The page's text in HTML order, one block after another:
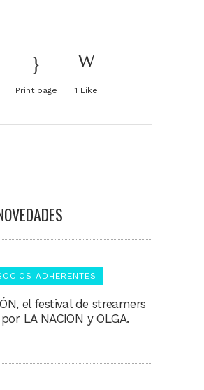
Print page 1 Like
ADHERENTES
el festival de streamers
LA NACION y OLGA.